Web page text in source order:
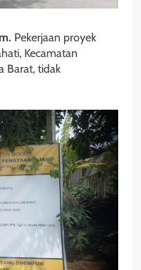
Pekerjaan proyek
Kecamatan
Barat, tidak